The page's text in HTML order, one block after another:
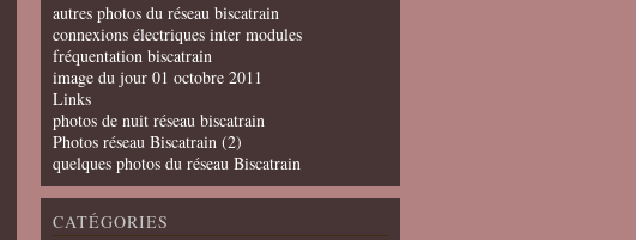
autres photos du réseau biscatrain
connexions électriques inter modules
fréquentation biscatrain
image du jour 01 octobre 2011
Links
photos de nuit réseau biscatrain
Photos réseau Biscatrain (2)
quelques photos du réseau Biscatrain
CATÉGORIES